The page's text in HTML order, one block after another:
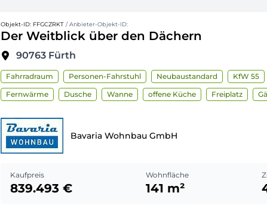
Objekt-ID: FFGCZRKT / Anbieter-Objekt-ID:
Der Weitblick über den Dächern
90763 Fürth
Fahrradraum Personen-Fahrstuhl Neubaustandard
KfW 55
Fernwärme
Dusche Wanne offene Küche Freiplatz
Bavaria Wohnbau GmbH
Kaufpreis
839.493 €
Wohnfläche
141 m²